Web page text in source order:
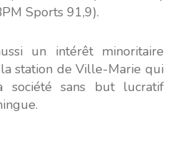
Sports 91,9).
un intérêt minoritaire
station de Ville-Marie qui
société sans but lucratif